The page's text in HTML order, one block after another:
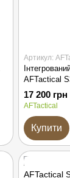
Артикул:
AFTactical
17 200 грн
AFTactical
Купити